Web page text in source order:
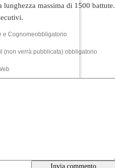
massima di 1500 battute.
e Cognomeobbligatorio
(non verrà pubblicata) obbligatorio